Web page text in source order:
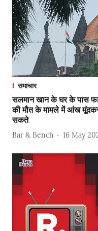
समाचार
सलमान खान के घर के पास
की मौत के मामले में आंख
सकते
Bar & Bench 16 May